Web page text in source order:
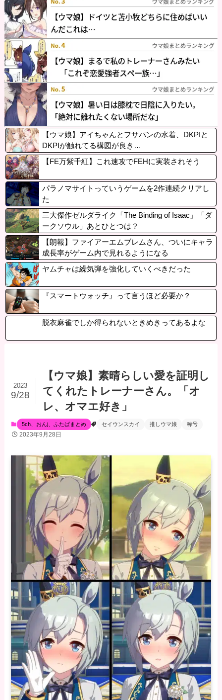
【ウマ娘】アイちゃんとフサパンの水着、DKPIと
DKPIが触れてる構図が良き…
【FE万紫千紅】これ速攻でFEHに実装されそう
パラノマサイトっていうゲームを2作連続クリアし
た
三大傑作ゼルダライク「The Binding of Isaac」「ダ
ークソウル」あとひとつは？
【朗報】ファイアーエムブレムさん、ついにキャラ
成長率がゲーム内で見れるようになる
ヤムチャは繰気弾を強化していくべきだった
『スマートウォッチ』って言うほど必要か？
脱衣麻雀でしか得られないときめきってあるよな
【ウマ娘】素晴らしい愛を証明し
てくれたトレーナーさん。「オ
レ、オマエ好き」
2023
9/28
5ch、おんj、ふたばまとめ セイウンスカイ 推しウマ娘 称号
2023年9月28日